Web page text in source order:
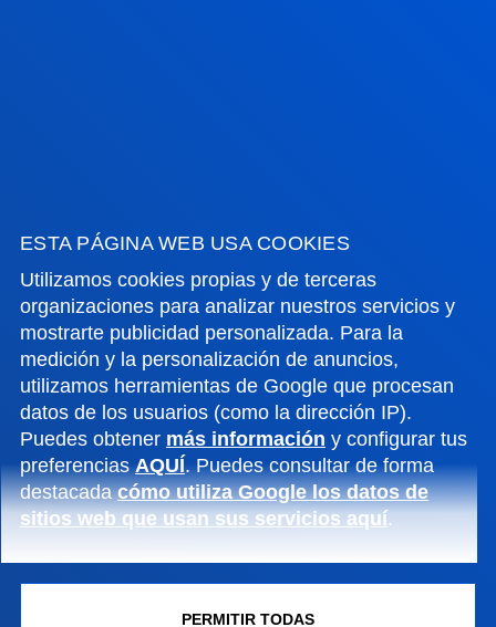
ESTA PÁGINA WEB USA COOKIES
Utilizamos cookies propias y de terceras
organizaciones para analizar nuestros servicios y
mostrarte publicidad personalizada. Para la
medición y la personalización de anuncios,
utilizamos herramientas de Google que procesan
datos de los usuarios (como la dirección IP).
Puedes obtener más información y configurar tus
preferenciasAQUÍ. Puedes consultar de forma
destacadacómo utiliza Google los datos de
sitios web que usan sus servicios aquí.
PERMITIR TODAS
Contacto
Sede Vitoria
Conoce la sede
+34 945 010 114
Contacto
Sede Madrid
Conoce la sede
+34 915 77 61 89